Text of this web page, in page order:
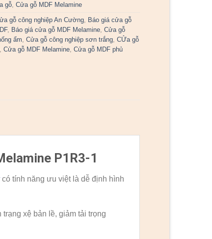
gỗ ,Cửa gỗ MDF Melamine
gỗ công nghiệp An Cường Báo giá cửa gỗ
, Báo giá cửa gỗ MDF Melamine ,Cửa gỗ
ẩm ,Cửa gỗ công nghiệp sơn trắng ,CỬa gỗ
,Cửa gỗ MDF Melamine ,Cửa gỗ MDF phủ
P1R3-1
có tính năng ưu việt là dễ định hình
xệ bản lề, giảm tải trọng